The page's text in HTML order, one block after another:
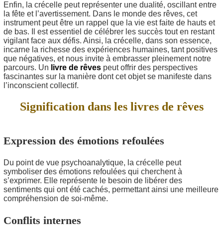
Enfin, la crécelle peut représenter une dualité, oscillant entre
la fête et l’avertissement. Dans le monde des rêves, cet
instrument peut être un rappel que la vie est faite de hauts et
de bas. Il est essentiel de célébrer les succès tout en restant
vigilant face aux défis. Ainsi, la crécelle, dans son essence,
incarne la richesse des expériences humaines, tant positives
que négatives, et nous invite à embrasser pleinement notre
parcours. Un livre de rêves peut offrir des perspectives
fascinantes sur la manière dont cet objet se manifeste dans
l’inconscient collectif.
Signification dans les livres de rêves
Expression des émotions refoulées
Du point de vue psychoanalytique, la crécelle peut
symboliser des émotions refoulées qui cherchent à
s’exprimer. Elle représente le besoin de libérer des
sentiments qui ont été cachés, permettant ainsi une meilleure
compréhension de soi-même.
Conflits internes